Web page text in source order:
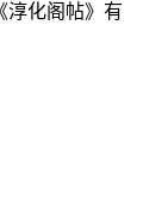
淳化阁帖》有